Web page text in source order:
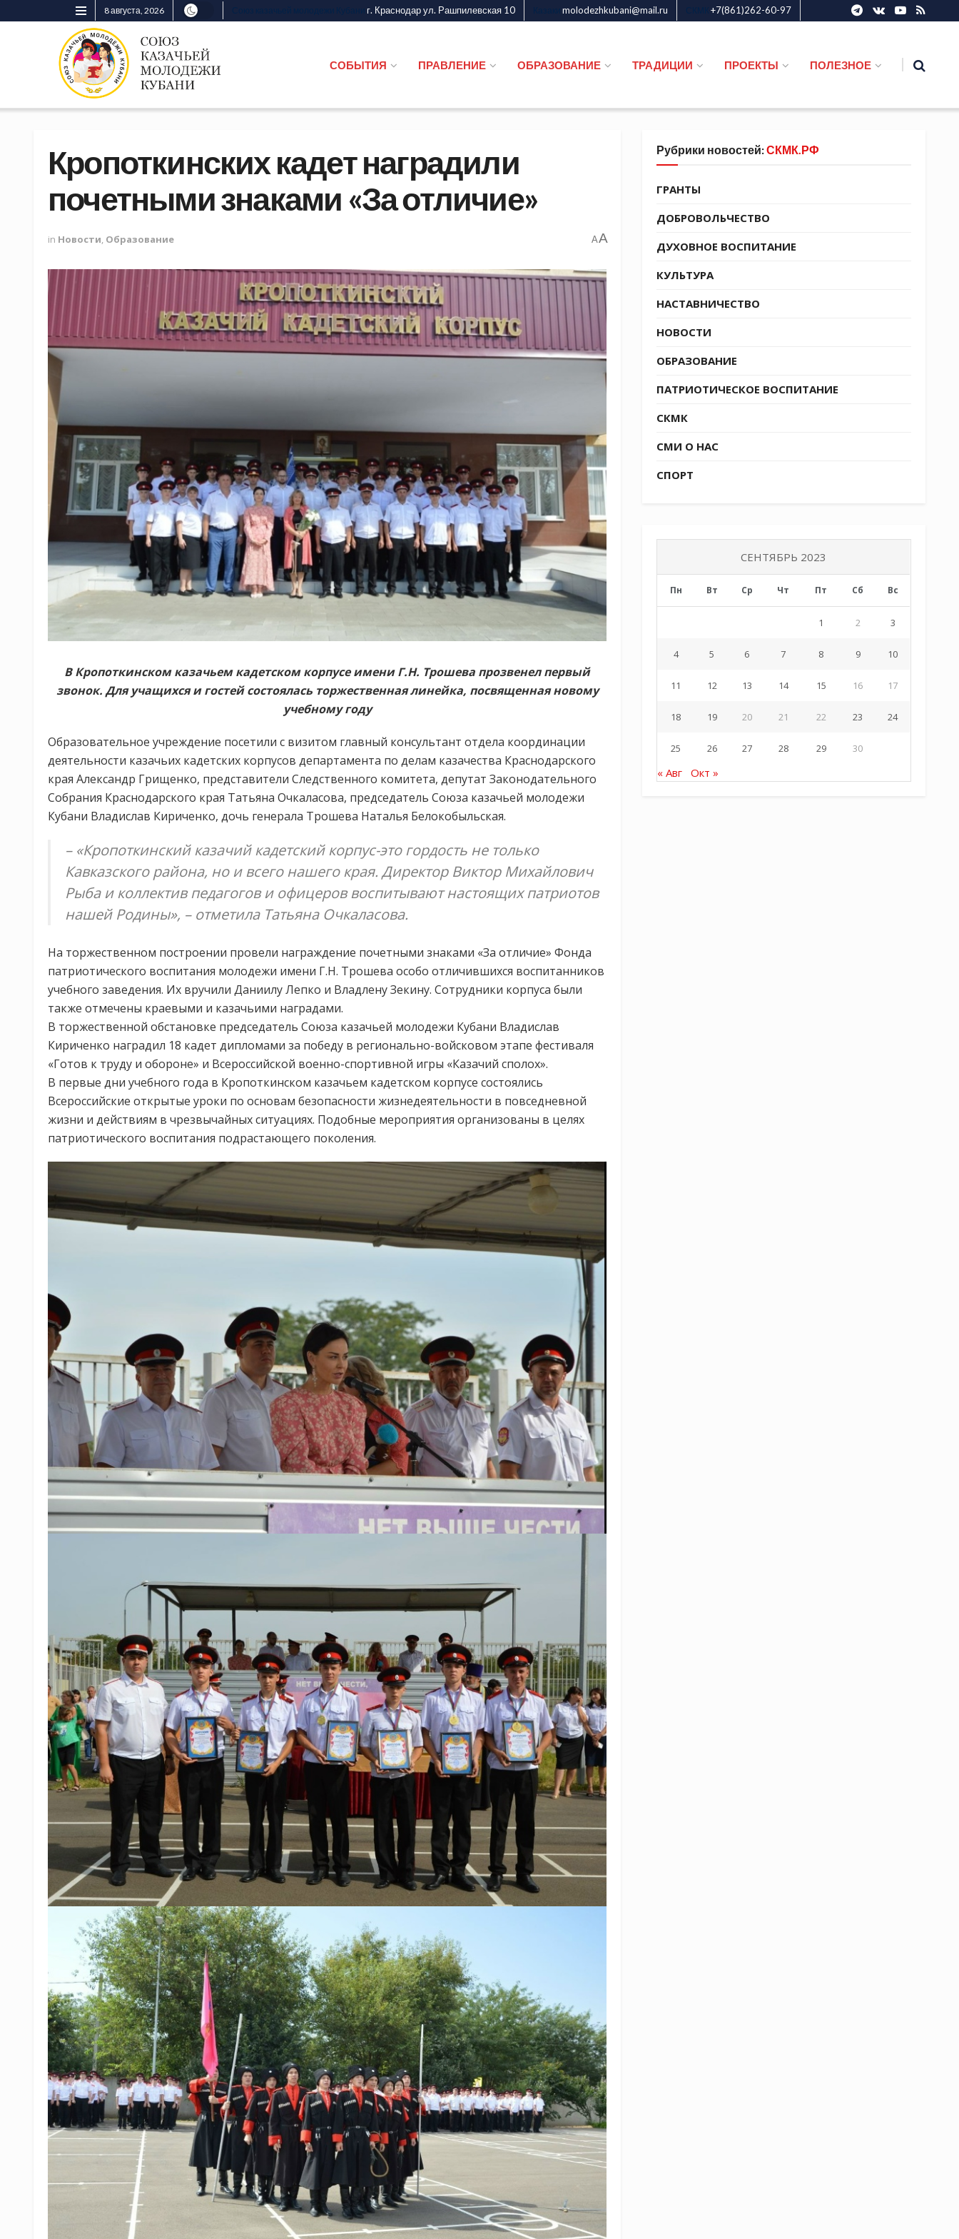
8 августа, 2026 г. Краснодар ул. Рашпилевская 10 molodezhkubani@mail.ru +7(861)262-60-97
СОБЫТИЯ ПРАВЛЕНИЕ ОБРАЗОВАНИЕ ТРАДИЦИИ ПРОЕКТЫ ПОЛЕЗНОЕ
Кропоткинских кадет наградили
почетными знаками «За отличие»
in Новости Образование AA
В Кропоткинском казачьем кадетском корпусе имени Г.Н. Трошева прозвенел первый
звонок. Для учащихся и гостей состоялась торжественная линейка, посвященная новому
учебному году
Образовательное учреждение посетили с визитом главный консультант отдела координации
деятельности казачьих кадетских корпусов департамента по делам казачества Краснодарского
края Александр Грищенко, представители Следственного комитета, депутат Законодательного
Собрания Краснодарского края Татьяна Очкаласова, председатель Союза казачьей молодежи
Кубани Владислав Кириченко, дочь генерала Трошева Наталья Белокобыльская.
– «Кропоткинский казачий кадетский корпус-это гордость не только
Кавказского района, но и всего нашего края. Директор Виктор Михайлович
Рыба и коллектив педагогов и офицеров воспитывают настоящих патриотов
нашей Родины», – отметила Татьяна Очкаласова.
На торжественном построении провели награждение почетными знаками «За отличие» Фонда
патриотического воспитания молодежи имени Г.Н. Трошева особо отличившихся воспитанников
учебного заведения. Их вручили Даниилу Лепко и Владлену Зекину. Сотрудники корпуса были
также отмечены краевыми и казачьими наградами.
В торжественной обстановке председатель Союза казачьей молодежи Кубани Владислав
Кириченко наградил 18 кадет дипломами за победу в регионально-войсковом этапе фестиваля
«Готов к труду и обороне» и Всероссийской военно-спортивной игры «Казачий сполох».
В первые дни учебного года в Кропоткинском казачьем кадетском корпусе состоялись
Всероссийские открытые уроки по основам безопасности жизнедеятельности в повседневной
жизни и действиям в чрезвычайных ситуациях. Подобные мероприятия организованы в целях
патриотического воспитания подрастающего поколения.
Рубрики новостей:СКМК.РФ
ГРАНТЫ
ДОБРОВОЛЬЧЕСТВО
ДУХОВНОЕ ВОСПИТАНИЕ
КУЛЬТУРА
НАСТАВНИЧЕСТВО
НОВОСТИ
ОБРАЗОВАНИЕ
ПАТРИОТИЧЕСКОЕ ВОСПИТАНИЕ
СКМК
СМИ О НАС
СПОРТ
СЕНТЯБРЬ 2023
Пн Вт Ср Чт Пт Сб Вс
1 2 3
4 5 6 7 8 9 10
11 12 13 14 15 16 17
18 19 20 21 22 23 24
25 26 27 28 29 30
« Авг Окт »